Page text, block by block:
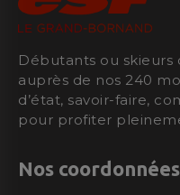
Débutants ou skieurs
auprès de nos 240
d’état, savoir-faire,
pour profiter
Nos coordonnées